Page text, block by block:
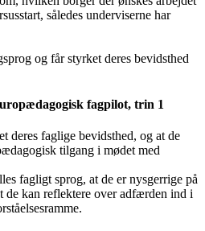
således underviserne har
og får styrket deres bevidsthed
fagpilot, trin 1
deres faglige bevidsthed, og at de
tilgang i mødet med
fagligt sprog, at de er nysgerrige på
de kan reflektere over adfærden ind i